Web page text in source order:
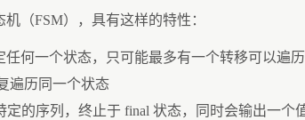
（FSM），具有这样的特性：
何一个状态，只可能最多有一个转移可以遍历
遍历同一个状态
定的序列，终止于 final 状态，同时会输出一个值